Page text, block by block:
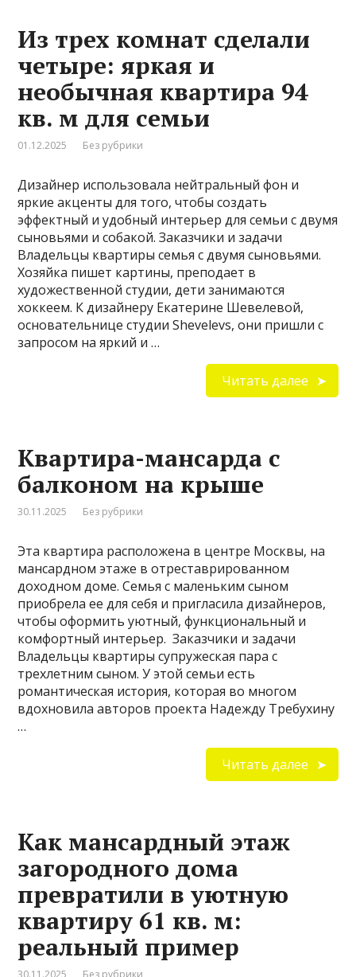
Из трех комнат сделали
четыре: яркая и
необычная квартира 94
кв. м для семьи
01.12.2025 Без рубрики
Дизайнер использовала нейтральный фон и
яркие акценты для того, чтобы создать
эффектный и удобный интерьер для семьи с двумя
сыновьями и собакой. Заказчики и задачи
Владельцы квартиры семья с двумя сыновьями.
Хозяйка пишет картины, преподает в
художественной студии, дети занимаются
хоккеем. К дизайнеру Екатерине Шевелевой,
основательнице студии Shevelevs, они пришли с
запросом на яркий и …
Читать далее
Квартира-мансарда с
балконом на крыше
30.11.2025 Без рубрики
Эта квартира расположена в центре Москвы, на
мансардном этаже в отреставрированном
доходном доме. Семья с маленьким сыном
приобрела ее для себя и пригласила дизайнеров,
чтобы оформить уютный, функциональный и
комфортный интерьер. Заказчики и задачи
Владельцы квартиры супружеская пара с
трехлетним сыном. У этой семьи есть
романтическая история, которая во многом
вдохновила авторов проекта Надежду Требухину
…
Читать далее
Как мансардный этаж
загородного дома
превратили в уютную
квартиру 61 кв. м:
реальный пример
30.11.2025 Без рубрики